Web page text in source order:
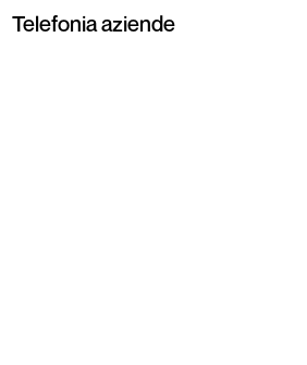
Telefonia aziende